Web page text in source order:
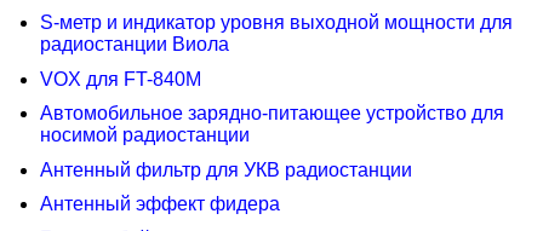
S-метр и индикатор уровня выходной мощности для
радиостанции Виола
VOX для FT-840M
Автомобильное зарядно-питающее устройство для
носимой радиостанции
Антенный фильтр для УКВ радиостанции
Антенный эффект фидера